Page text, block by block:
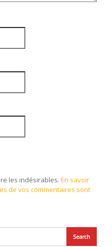
les indésirables. En savoir
de vos commentaires sont